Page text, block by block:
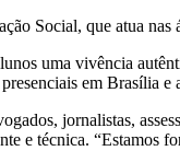
Social, que atua
uma vivência
em Brasília
jornalistas,
e técnica.